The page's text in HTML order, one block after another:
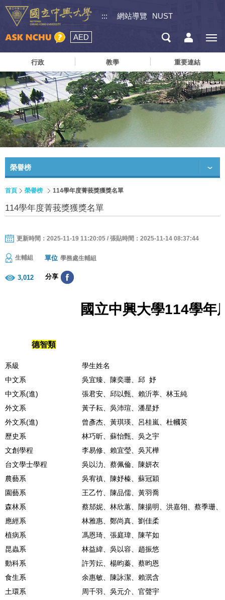
::: 網站導覽 NUST
AED
行政 教學 重要連結
榮譽榜
首頁 榮譽榜 114學年度菁莪獎獲獎名單
114學年度菁莪獎獲獎名單
更新時間：2025-11-19 11:20:05 / 張貼時間：2025-11-14 08:37:44
生輔組 單位 學務處生輔組
3,012 分享
國立中興大學114學年
德智類
系級
學生姓名
中文系
吳宜臻、陳奕珊、邱 妤
中文系(進)
張君安、邱以甄、賴沂葶、林玉純
外文系
黃子耘、吳沛瑄、潘星妤
外文系(進)
曾彥杰、黃琪瑛、呂桂嵐、杜幗英
歷史系
林巧昕、蘇怡甄、吳之宇
文創學程
李易修、賴宜瑩、吳芃樺
台文學士學程
吳以氻、蔡佩倫、陳妍衣
農藝系
吳宥禛、陳妤榛、蘇冠穎
園藝系
王乙竹、陳品儒、黃羽喬
森林系
蔡邡妮、林欣蕙、陳揚明、洪嘉翎、蔡季珊、
應經系
林雅惠、鄭尚真、劉佳柔
植病系
馮恩琦、張庭瑋、陳芊如
昆蟲系
林益緯、吳以容、趙振悠
動科系
許芳妘、楊昀蓁、蔡昀恩
食生系
余惠敏、陳詠潔、賴泯含
土環系
周千羽、吳元介、官聲宇